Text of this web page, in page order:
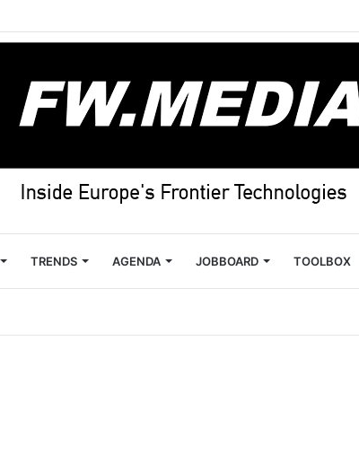
TRENDS AGENDA JOBBOARD TOOLBOX